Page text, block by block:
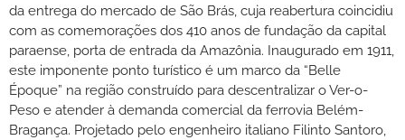
da entrega do mercado de São Brás, cuja reabertura coincidiu
com as comemorações dos 410 anos de fundação da capital
paraense, porta de entrada da Amazônia. Inaugurado em 1911,
este imponente ponto turístico é um marco da “Belle
Époque” na região construído para descentralizar o Ver-o-
Peso e atender à demanda comercial da ferrovia Belém-
Bragança. Projetado pelo engenheiro italiano Filinto Santoro,